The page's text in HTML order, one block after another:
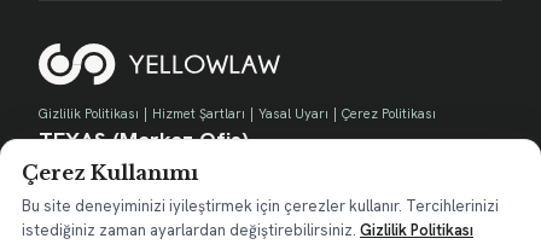
Gizlilik Politikası Hizmet Şartları Yasal Uyarı Çerez Politikası
TEXAS (Merkez Ofis)
730 E Park Blvd, Suite 100 Plano, TX 75074
contact@yellow.law
Çerez Kullanımı
Bu site deneyiminizi iyileştirmek için çerezler kullanır. Tercihlerinizi
istediğiniz zaman ayarlardan değiştirebilirsiniz. Gizlilik Politikası